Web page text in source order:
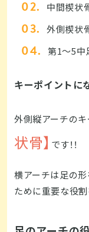
中間楔状
外側楔状
第1～5中
キーポイントに
外側縦アーチの
状骨】 です！！
横アーチは足の
ために重要な役